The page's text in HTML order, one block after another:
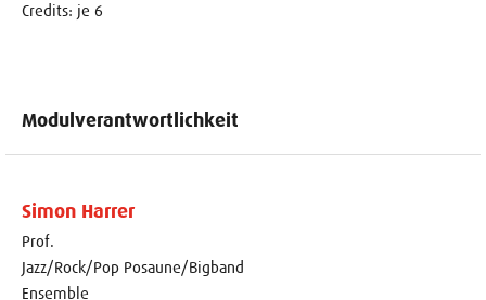
Credits: je 6
Modulverantwortlichkeit
Simon Harrer
Prof.
Jazz/Rock/Pop Posaune/Bigband
Ensemble